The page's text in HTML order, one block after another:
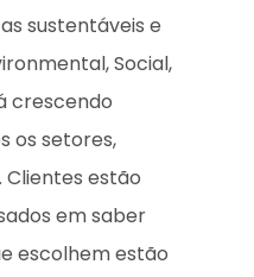
sustentáveis e
Social,
crescendo
os setores,
Clientes estão
em saber
escolhem estão